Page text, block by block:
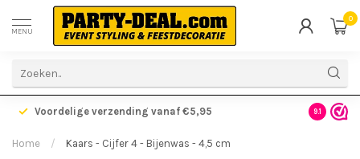
MENU
0
Voordelige verzending vanaf €5,95 Gratis
9.1
Home / Kaars - Cijfer 4 - Bijenwas - 4,5 cm